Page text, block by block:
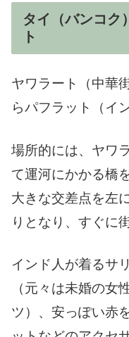
タイ（バンコク
ト
ヤワラート（中華
らパフラット（イ
場所的には、ヤワ
て運河にかかる橋
大きな交差点を左
りとなり、すぐに
インド人が着るサ
（元々は未婚の女
ツ）、安っぽい赤